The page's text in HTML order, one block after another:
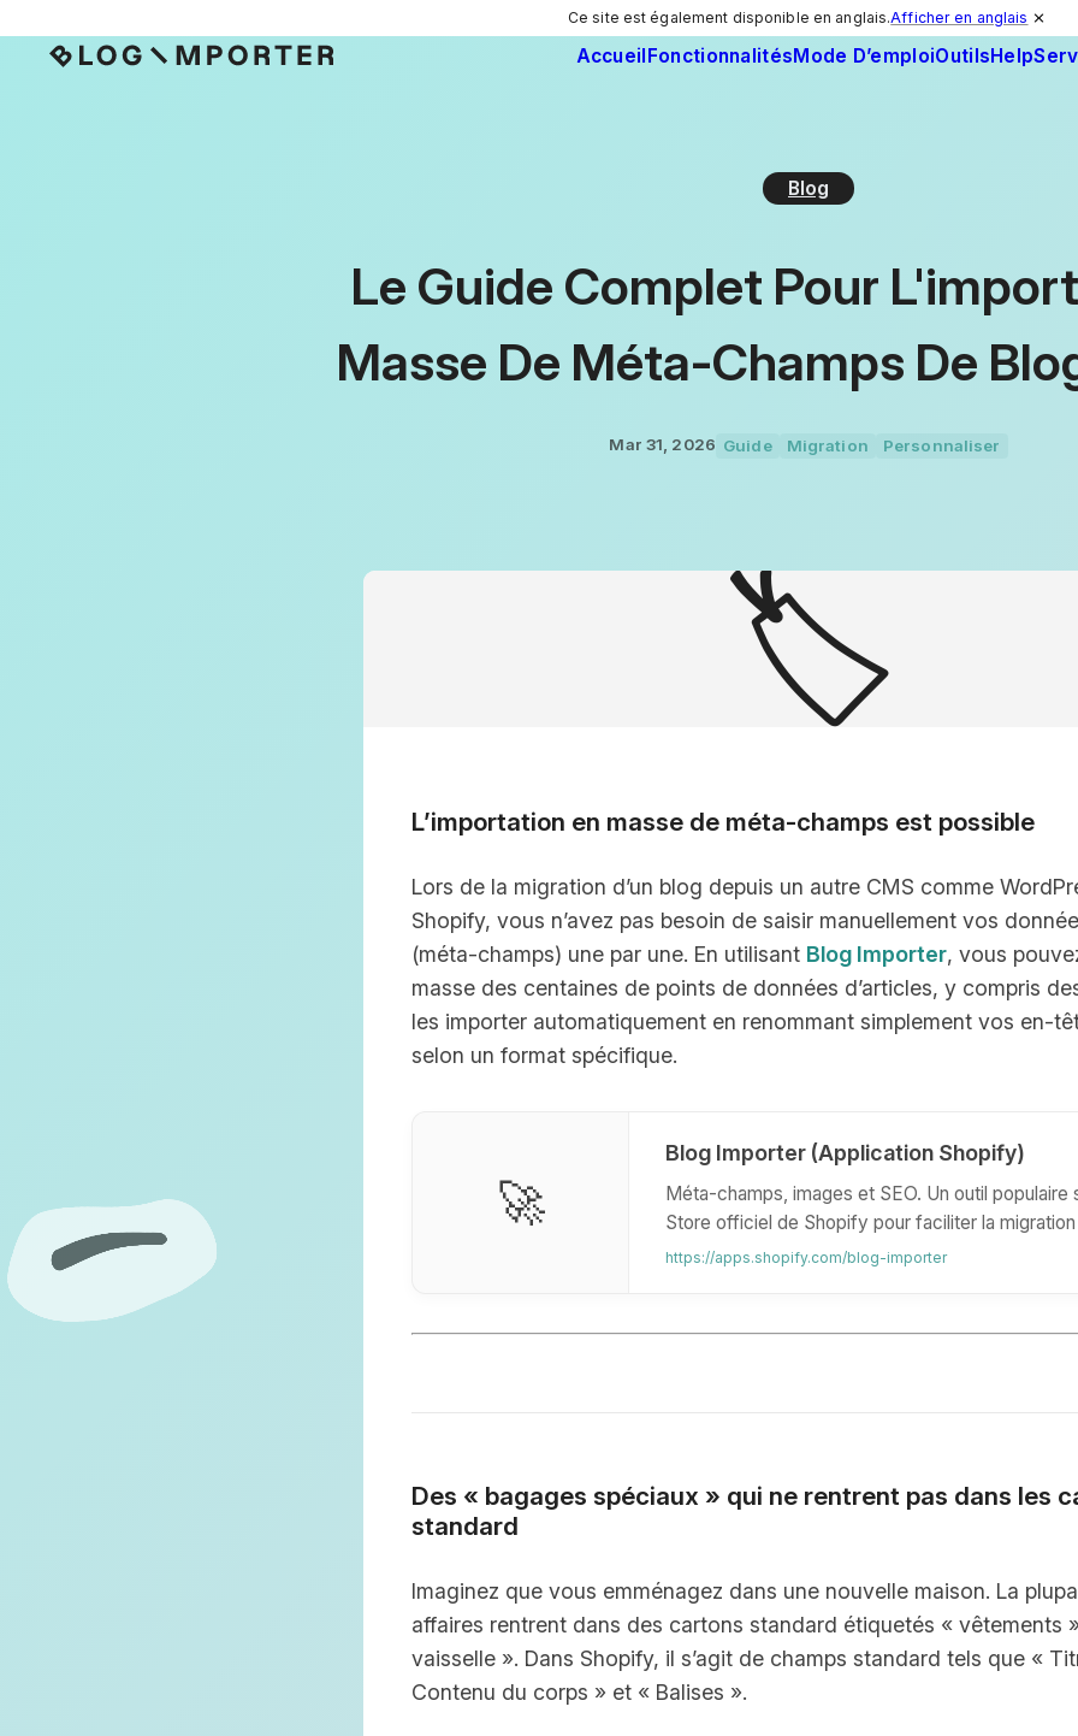
AccueilFonctionnalitésMode D’emploiOutilsHelp
Blog
Le Guide Complet Pour
Masse De Méta-Champs De
Mar 31, 2026 Guide Migration Personnaliser
🏷️
L’importation en masse de méta-champs est possible
Lors de la migration d’un blog depuis un autre CMS comme
Shopify, vous n’avez pas besoin de saisir manuellement vos
(méta-champs) une par une. En utilisant Blog Importer, vous
masse des centaines de points de données d’articles, y compris
les importer automatiquement en renommant simplement vos en-
selon un format spécifique.
🚀
Blog Importer (Application Shopify)
Méta-champs, images et SEO. Un outil populaire
Store officiel de Shopify pour faciliter la
blog.
https://apps.shopify.com/blog-importer
Des « bagages spéciaux » qui ne rentrent pas dans les
standard
Imaginez que vous emménagez dans une nouvelle maison. La
affaires rentrent dans des cartons standard étiquetés « vêtements
vaisselle ». Dans Shopify, il s’agit de champs standard tels que «
Contenu du corps » et « Balises ».
Ce site est également disponible en anglais.Afficher en anglais